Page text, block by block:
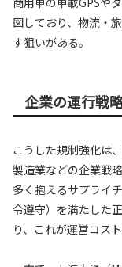
図しており、物流・
す狙いがある。
企業の運行戦
こうした規制強化は
製造業などの企業戦
多く抱えるサプライ
令遵守）を満たした
り、これが運営コス